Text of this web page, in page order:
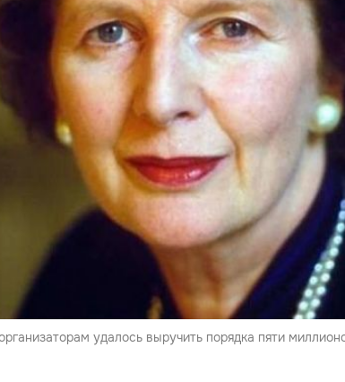
удалось выручить порядка пяти